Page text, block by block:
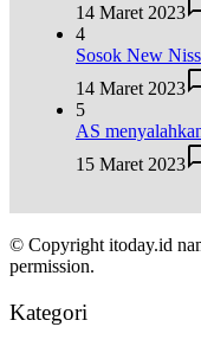
14 Maret 2023
4
Sosok New
14 Maret 2023
5
AS
15 Maret 2023
© Copyright itoday.id
permission.
Kategori